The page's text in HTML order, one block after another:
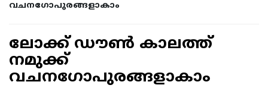
വചനഗോപുരങ്ങളാകാം
ലോക്ക് ഡൗണ്‍ കാലത്ത്
നമുക്ക്
വചനഗോപുരങ്ങളാകാം